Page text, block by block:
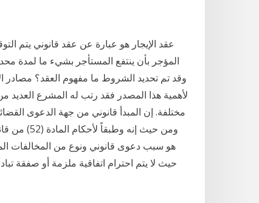
عقد الإيجار هو عبارة عن عقد قانوني يتم
المؤجر بأن ينتفع المستأجر بشيء ما لمدة
وقد تم تحديد الشروط ما مفهوم العقد؟ مصادر
لأهمية هذا المصدر فقد رتب له المشرع العديد
مختلفة. إن المبدأ قانوني من جهة الدعوى
ومن حيث
حيث لا يتم احترام اتفاقية ملزمة أو